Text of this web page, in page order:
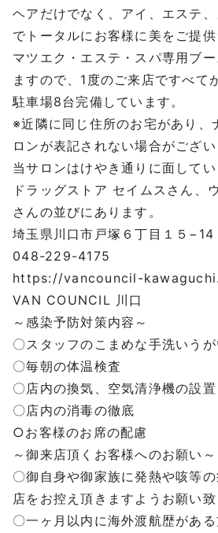
ヘアだけでなく、アイ、エステ
でトータルにお客様に美をご提
マツエク・エステ・スパ専用ブ
ますので、1度のご来店ですべて
駐車場8台完備しています。
※近隣に同じ住所のお宅があり、
ロンが表記されない場合がござい
当サロンはけやき通りに面してい
ドラッグストア セイムスさん、
さんの並びにあります。
埼玉県川口市戸塚６丁目１５−14
048-229-4175
https://vancouncil-
VAN COUNCIL 川口
～感染予防対策内容～
〇スタッフのこまめな手洗いう
〇毎朝の体温検査
〇店内の換気、空気清浄機の設置
〇店内の消毒の徹底
○お客様のお席の配慮
～御来店頂くお客様へのお願い～
〇御自身や御家族に発熱や咳等
店をお控え頂きますようお願い致
〇一ヶ月以内に海外渡航歴があ